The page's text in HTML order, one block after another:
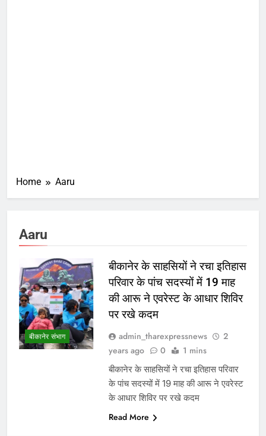
Home Aaru
Aaru
बीकानेर संभाग
बीकानेर के साहसियों ने रचा इतिहास
परिवार के पांच सदस्यों में 19 माह
की आरू ने एवरेस्ट के आधार शिविर
पर रखे कदम
admin_tharexpressnews
2
years ago
0 1 mins
बीकानेर के साहसियों ने रचा इतिहास परिवार
के पांच सदस्यों में 19 माह की आरू ने एवरेस्ट
के आधार शिविर पर रखे कदम
Read More